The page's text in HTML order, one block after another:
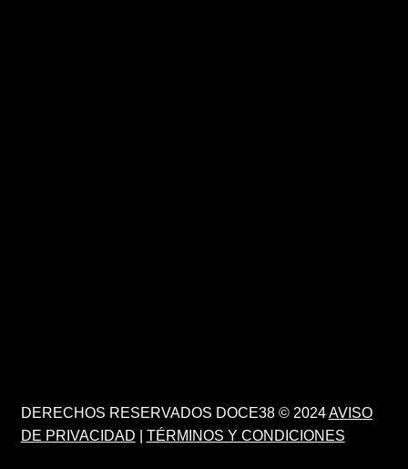
DERECHOS RESERVADOS DOCE38 © 2024AVISO
DE PRIVACIDAD
TÉRMINOS Y CONDICIONES